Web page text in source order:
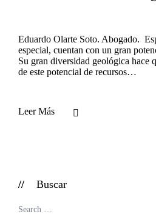
Eduardo Olarte Soto. Abogado.
especial, cuentan con un gran
Su gran diversidad geológica hace
de este potencial de recursos…
Leer Más
Buscar